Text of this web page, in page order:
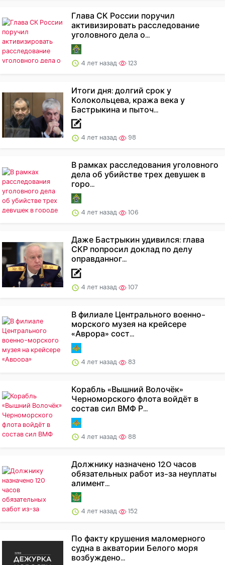
Глава СК России поручил
активизировать расследование
уголовного дела о...
4 лет назад 123
Итоги дня: долгий срок у
Колокольцева, кража века у
Бастрыкина и пыточ...
4 лет назад 98
В рамках расследования уголовного
дела об убийстве трех девушек в
горо...
4 лет назад 106
Даже Бастрыкин удивился: глава
СКР попросил доклад по делу
оправданног...
4 лет назад 107
В филиале Центрального военно-
морского музея на крейсере
«Аврора» сост...
4 лет назад 83
Корабль «Вышний Волочёк»
Черноморского флота войдёт в
состав сил ВМФ Р...
4 лет назад 88
Должнику назначено 120 часов
обязательных работ из-за неуплаты
алимент...
4 лет назад 152
По факту крушения маломерного
судна в акватории Белого моря
возбуждено...